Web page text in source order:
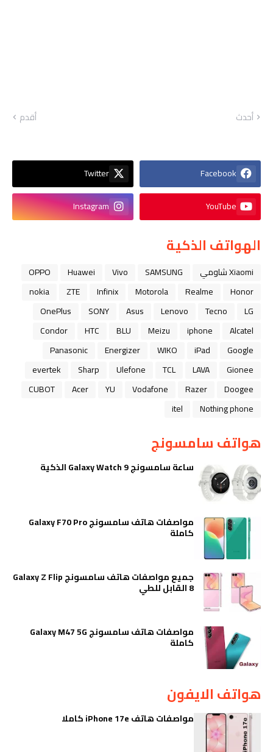
أحدث أقدم
Facebook
Twitter
YouTube
Instagram
الهواتف الذكية
Xiaomi شاومي SAMSUNG
Vivo
Huawei
OPPO
Honor
Realme
Motorola
Infinix
ZTE
nokia
LG
Tecno
Lenovo
Asus
SONY
OnePlus
Alcatel
iphone
Meizu
BLU
HTC
Condor
Google
iPad
WIKO
Energizer
Panasonic
Gionee
LAVA
TCL
Ulefone
Sharp
evertek
Doogee
Razer
Vodafone
YU
Acer
CUBOT
Nothing phone
itel
هواتف سامسونج
ساعة سامسونج Galaxy Watch 9 الذكية
مواصفات هاتف سامسونج Galaxy F70 Pro
كاملة
جميع مواصفات هاتف سامسونج Galaxy Z Flip
8 القابل للطي
مواصفات هاتف سامسونج Galaxy M47 5G
كاملة
هواتف الايفون
مواصفات هاتف iPhone 17e كاملا